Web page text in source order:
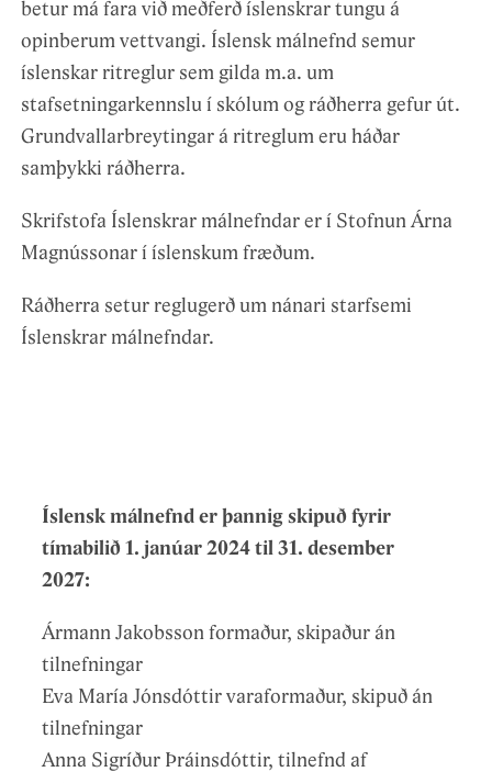
betur má fara við meðferð íslenskrar tungu á
opinberum vettvangi. Íslensk málnefnd semur
íslenskar ritreglur sem gilda m.a. um
stafsetningarkennslu í skólum og ráðherra gefur út.
Grundvallarbreytingar á ritreglum eru háðar
samþykki ráðherra.
Skrifstofa Íslenskrar málnefndar er í Stofnun Árna
Magnússonar í íslenskum fræðum.
Ráðherra setur reglugerð um nánari starfsemi
Íslenskrar málnefndar.
Íslensk málnefnd er þannig skipuð fyrir
tímabilið 1. janúar 2024 til 31. desember
2027:
Ármann Jakobsson formaður, skipaður án
tilnefningar
Eva María Jónsdóttir varaformaður, skipuð án
tilnefningar
Anna Sigríður Þráinsdóttir, tilnefnd af